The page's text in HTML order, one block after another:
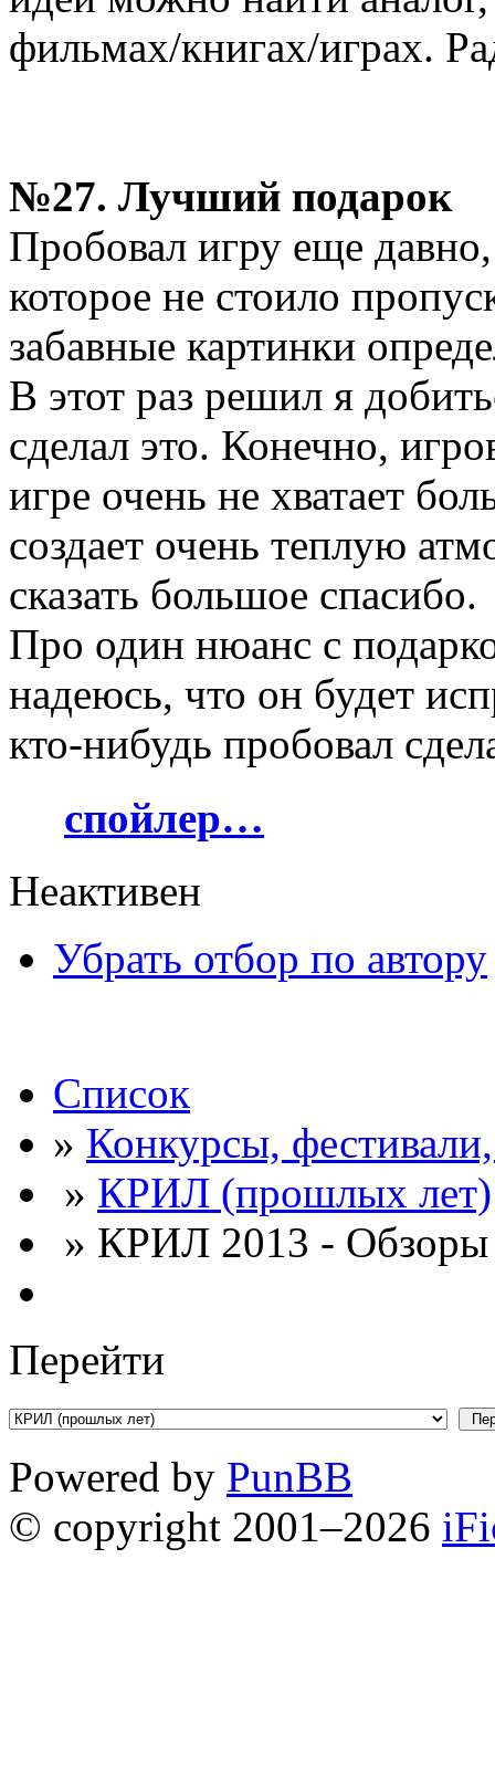
фильмах/книгах/играх.
№27. Лучший подарок
Пробовал игру еще
которое не стоило
забавные картинки
В этот раз решил я
сделал это. Конечно,
игре очень не хватает
создает очень теплую
сказать большое спасибо.
Про один нюанс с
надеюсь, что он будет
кто-нибудь пробовал
спойлер…
Неактивен
Убрать отбор по автору
Список
» Конкурсы,
» КРИЛ (прошлых лет)
» КРИЛ 2013 - Обзоры
Перейти
Powered by PunBB
© copyright 2001–2026